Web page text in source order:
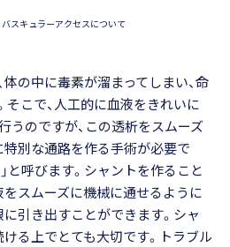
バスキュラーアクセスについて
の中に毒素が溜まってしまい、命
そこで、人工的に血液をきれいに
うのですが、この透析をスムーズ
特別な通路を作る手術が必要で
と呼びます。シャントを作ること
をスムーズに機械に通せるように
引き出すことができます。シャ
ける上でとても大切です。トラブル